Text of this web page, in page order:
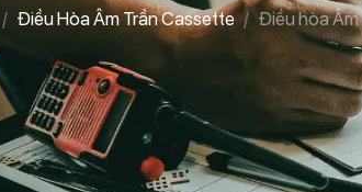
Điều Hòa Âm Trần Cassette Điều hòa